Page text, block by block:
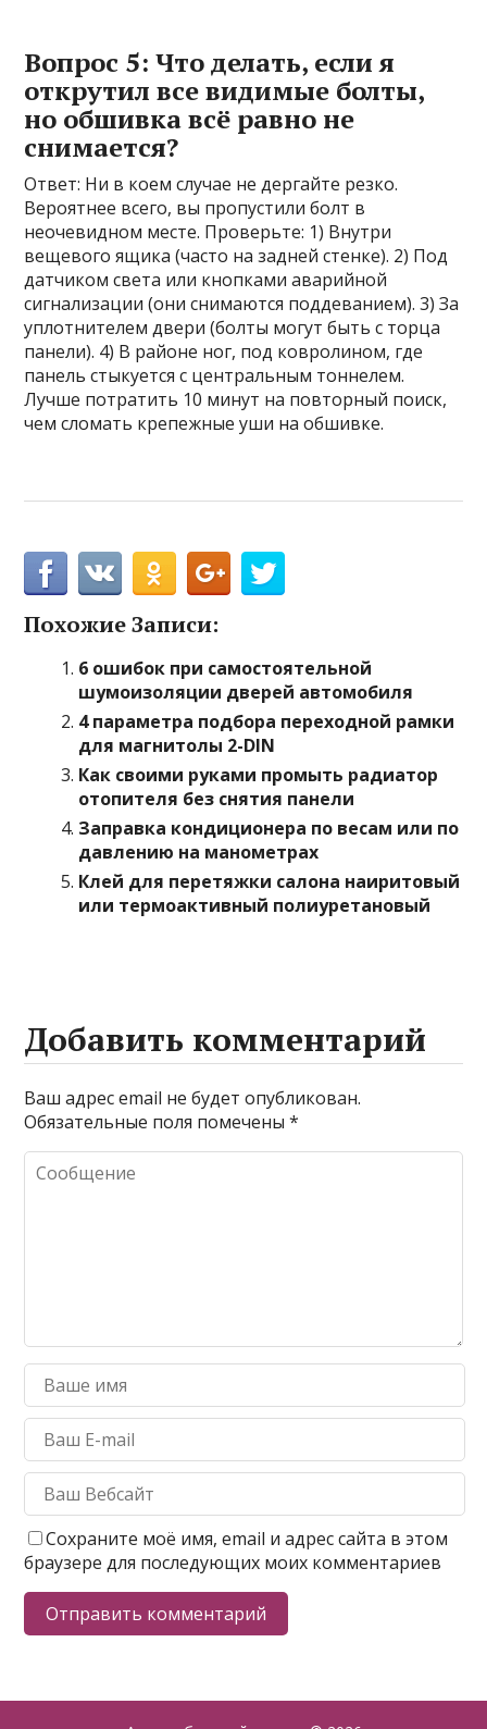
Вопрос 5: Что делать, если я
открутил все видимые болты,
но обшивка всё равно не
снимается?
Ответ: Ни в коем случае не дергайте резко.
Вероятнее всего, вы пропустили болт в
неочевидном месте. Проверьте: 1) Внутри
вещевого ящика (часто на задней стенке). 2) Под
датчиком света или кнопками аварийной
сигнализации (они снимаются поддеванием). 3) За
уплотнителем двери (болты могут быть с торца
панели). 4) В районе ног, под ковролином, где
панель стыкуется с центральным тоннелем.
Лучше потратить 10 минут на повторный поиск,
чем сломать крепежные уши на обшивке.
Похожие Записи:
6 ошибок при самостоятельной
шумоизоляции дверей автомобиля
4 параметра подбора переходной рамки
для магнитолы 2-DIN
Как своими руками промыть радиатор
отопителя без снятия панели
Заправка кондиционера по весам или по
давлению на манометрах
Клей для перетяжки салона наиритовый
или термоактивный полиуретановый
Добавить комментарий
Ваш адрес email не будет опубликован.
Обязательные поля помечены*
Сохраните моё имя, email и адрес сайта в этом
браузере для последующих моих комментариев